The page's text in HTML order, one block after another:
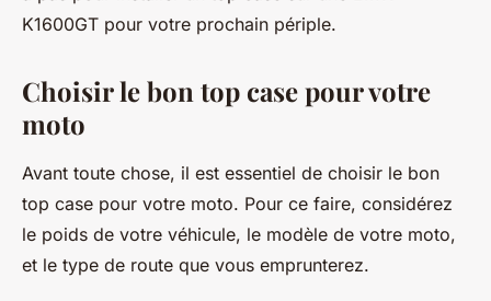
K1600GT pour votre prochain périple.
Choisir le bon top case pour votre
moto
Avant toute chose, il est essentiel de choisir le bon
top case pour votre moto. Pour ce faire, considérez
le poids de votre véhicule, le modèle de votre moto,
et le type de route que vous emprunterez.